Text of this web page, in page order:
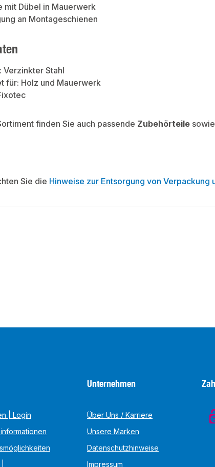
mit Dübel in Mauerwerk
an Montageschienen
Verzinkter Stahl
für: Holz und Mauerwerk
finden Sie auch passende Zubehörteile sowie
Sie die Hinweise zur Entsorgung von Verpackung
| Login
Unternehmen
Über Uns / Karriere
Unsere Marken
Datenschutzhinweise
Impressum